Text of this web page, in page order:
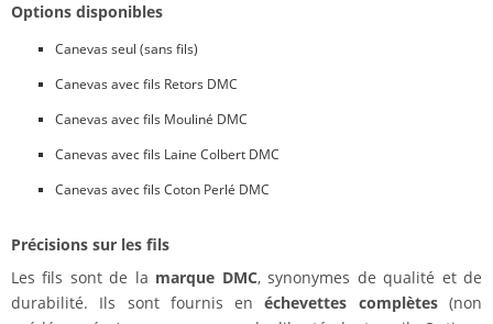
Options disponibles
Canevas seul (sans fils)
Canevas avec fils Retors DMC
Canevas avec fils Mouliné DMC
Canevas avec fils Laine Colbert DMC
Canevas avec fils Coton Perlé DMC
Précisions sur les fils
Les fils sont de la marque DMC, synonymes de qualité et de
durabilité. Ils sont fournis enéchevettes complètes(non